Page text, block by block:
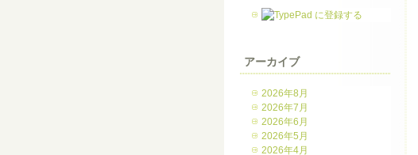
アーカイブ
2026年8月
2026年7月
2026年6月
2026年5月
2026年4月